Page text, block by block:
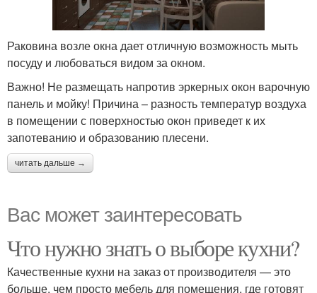
Раковина возле окна дает отличную возможность мыть
посуду и любоваться видом за окном.
Важно! Не размещать напротив эркерных окон варочную
панель и мойку! Причина – разность температур воздуха
в помещении с поверхностью окон приведет к их
запотеванию и образованию плесени.
читать дальше →
Вас может заинтересовать
Что нужно знать о выборе кухни?
Качественные кухни на заказ от производителя — это
больше, чем просто мебель для помещения, где готовят